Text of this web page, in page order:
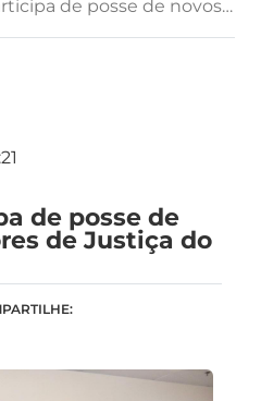
de novos promotores de Justiça do MPBA
de posse de
de Justiça do